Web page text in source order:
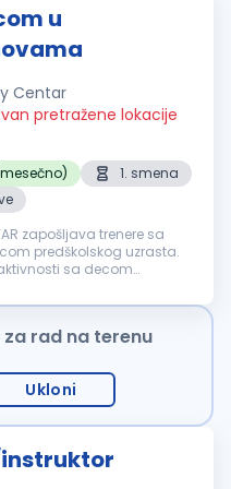
u
Centar
pretražene lokacije
1. smena
zapošljava trenere sa
predškolskog uzrasta.
rad na terenu
Ukloni